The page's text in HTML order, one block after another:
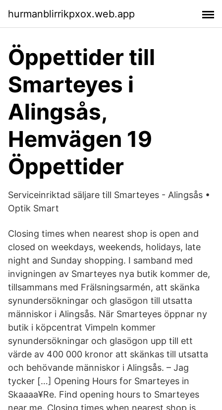
hurmanblirrikpxox.web.app
Öppettider till
Smarteyes i
Alingsås,
Hemvägen 19
Öppettider
Serviceinriktad säljare till Smarteyes - Alingsås •
Optik Smart
Closing times when nearest shop is open and
closed on weekdays, weekends, holidays, late
night and Sunday shopping. I samband med
invigningen av Smarteyes nya butik kommer de,
tillsammans med Frälsningsarmén, att skänka
synundersökningar och glasögon till utsatta
människor i Alingsås. När Smarteyes öppnar ny
butik i köpcentrat Vimpeln kommer
synundersökningar och glasögon upp till ett
värde av 400 000 kronor att skänkas till utsatta
och behövande människor i Alingsås. – Jag
tycker […] Opening Hours for Smarteyes in
Skaaaa¥Re. Find opening hours to Smarteyes
near me. Closing times when nearest shop is